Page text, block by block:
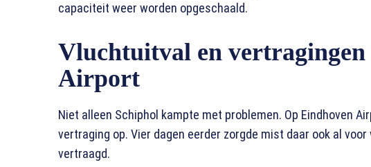
capaciteit weer worden opgeschaald.
Vluchtuitval en vertragingen
Airport
Niet alleen Schiphol kampte met problemen. Op Eindhoven
vertraging op. Vier dagen eerder zorgde mist daar ook al
vertraagd.